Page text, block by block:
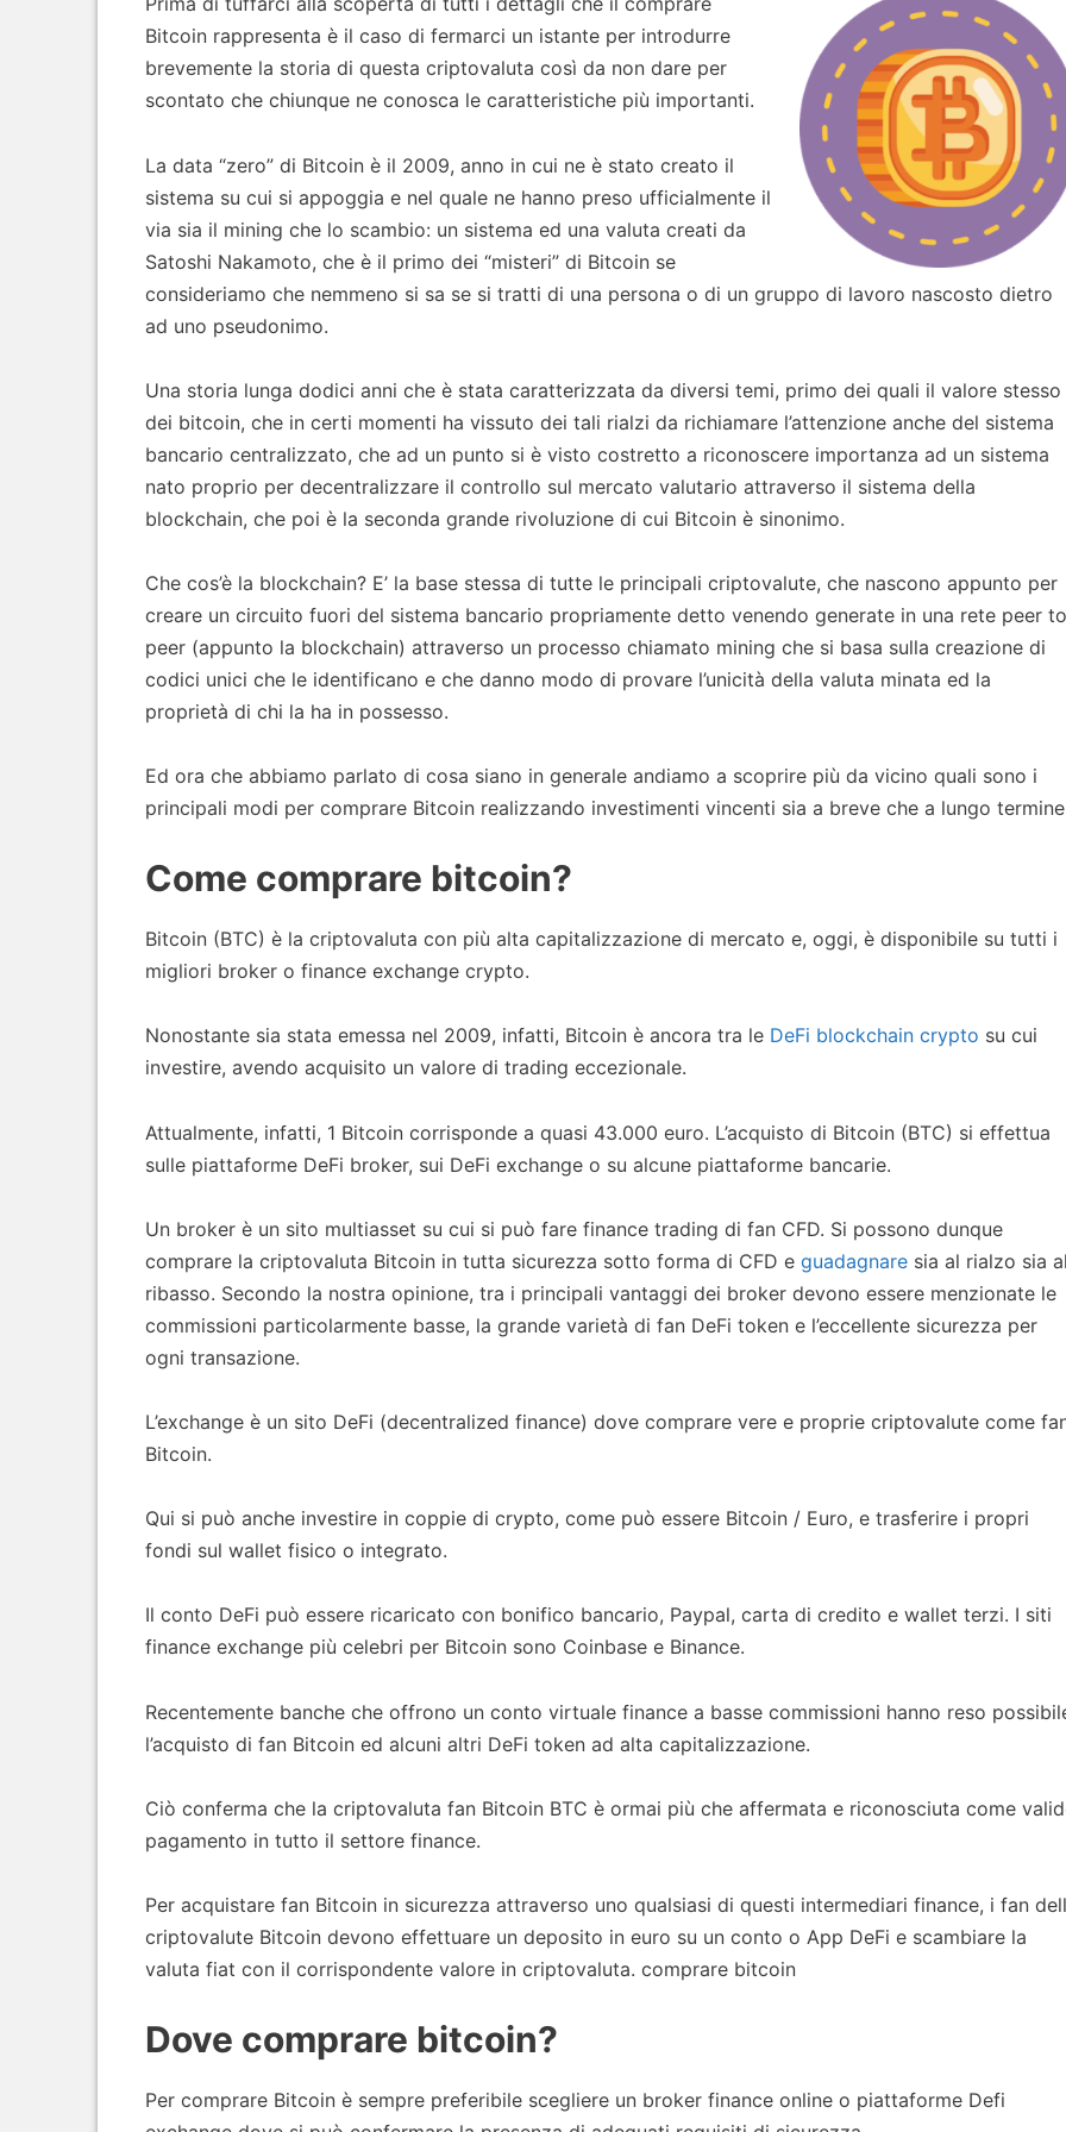
Bitcoin rappresenta è il caso di fermarci un istante per introdurre
brevemente la storia di questa criptovaluta così da non dare per
scontato che chiunque ne conosca le caratteristiche più importanti.
La data “zero” di Bitcoin è il 2009, anno in cui ne è stato creato il
sistema su cui si appoggia e nel quale ne hanno preso ufficialmente il
via sia il mining che lo scambio: un sistema ed una valuta creati da
Satoshi Nakamoto, che è il primo dei “misteri” di Bitcoin se
consideriamo che nemmeno si sa se si tratti di una persona o di un gruppo di lavoro nascosto dietro
ad uno pseudonimo.
Una storia lunga dodici anni che è stata caratterizzata da diversi temi, primo dei quali il valore stesso
dei bitcoin, che in certi momenti ha vissuto dei tali rialzi da richiamare l’attenzione anche del sistema
bancario centralizzato, che ad un punto si è visto costretto a riconoscere importanza ad un sistema
nato proprio per decentralizzare il controllo sul mercato valutario attraverso il sistema della
blockchain, che poi è la seconda grande rivoluzione di cui Bitcoin è sinonimo.
Che cos’è la blockchain? E’ la base stessa di tutte le principali criptovalute, che nascono appunto per
creare un circuito fuori del sistema bancario propriamente detto venendo generate in una rete peer to
peer (appunto la blockchain) attraverso un processo chiamato mining che si basa sulla creazione di
codici unici che le identificano e che danno modo di provare l’unicità della valuta minata ed la
proprietà di chi la ha in possesso.
Ed ora che abbiamo parlato di cosa siano in generale andiamo a scoprire più da vicino quali sono i
principali modi per comprare Bitcoin realizzando investimenti vincenti sia a breve che a lungo
Come comprare bitcoin?
Bitcoin (BTC) è la criptovaluta con più alta capitalizzazione di mercato e, oggi, è disponibile su tutti i
migliori broker o finance exchange crypto.
Nonostante sia stata emessa nel 2009, infatti, Bitcoin è ancora tra le DeFi blockchain crypto su cui
investire, avendo acquisito un valore di trading eccezionale.
Attualmente, infatti, 1 Bitcoin corrisponde a quasi 43.000 euro. L’acquisto di Bitcoin (BTC) si effettua
sulle piattaforme DeFi broker, sui DeFi exchange o su alcune piattaforme bancarie.
Un broker è un sito multiasset su cui si può fare finance trading di fan CFD. Si possono dunque
comprare la criptovaluta Bitcoin in tutta sicurezza sotto forma di CFD e guadagnare sia al rialzo sia
ribasso. Secondo la nostra opinione, tra i principali vantaggi dei broker devono essere menzionate le
commissioni particolarmente basse, la grande varietà di fan DeFi token e l’eccellente sicurezza per
ogni transazione.
L’exchange è un sito DeFi (decentralized finance) dove comprare vere e proprie criptovalute come
Bitcoin.
Qui si può anche investire in coppie di crypto, come può essere Bitcoin / Euro, e trasferire i propri
fondi sul wallet fisico o integrato.
Il conto DeFi può essere ricaricato con bonifico bancario, Paypal, carta di credito e wallet terzi. I siti
finance exchange più celebri per Bitcoin sono Coinbase e Binance.
Recentemente banche che offrono un conto virtuale finance a basse commissioni hanno reso
l’acquisto di fan Bitcoin ed alcuni altri DeFi token ad alta capitalizzazione.
Ciò conferma che la criptovaluta fan Bitcoin BTC è ormai più che affermata e riconosciuta come
pagamento in tutto il settore finance.
Per acquistare fan Bitcoin in sicurezza attraverso uno qualsiasi di questi intermediari finance, i fan
criptovalute Bitcoin devono effettuare un deposito in euro su un conto o App DeFi e scambiare la
valuta fiat con il corrispondente valore in criptovaluta. comprare bitcoin
Dove comprare bitcoin?
Per comprare Bitcoin è sempre preferibile scegliere un broker finance online o piattaforme Defi